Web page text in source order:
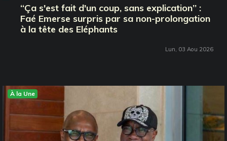
‘‘Ça s'est fait d'un coup, sans explication’’ :
Faé Emerse surpris par sa non-prolongation
à la tête des Eléphants
Lun, 03 Aou 2026
À la Une